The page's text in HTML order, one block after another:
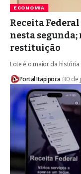
ECONOMIA
Receita
nesta segunda;
restituição
Lote é o maior da
Portal Itapipoca 30 de